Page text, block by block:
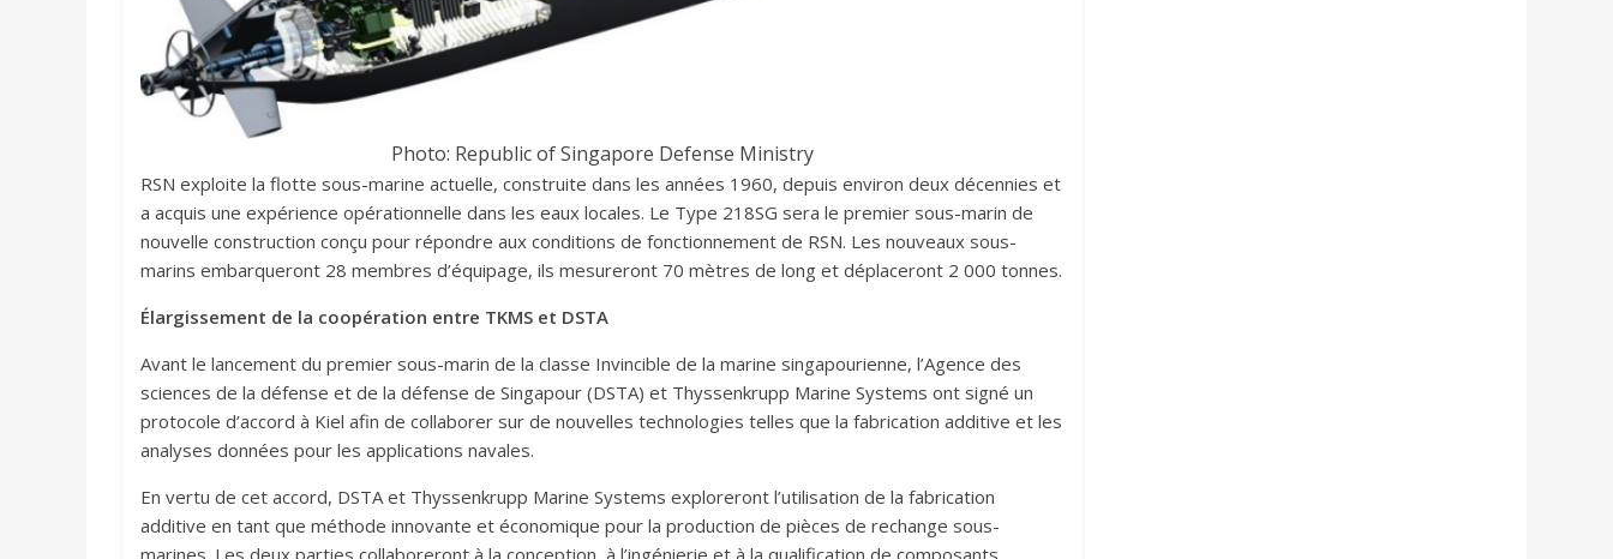
Photo: Republic of Singapore Defense Ministry
RSN exploite la flotte sous-marine actuelle, construite dans les années 1960, depuis environ deux décennies et
a acquis une expérience opérationnelle dans les eaux locales. Le Type 218SG sera le premier sous-marin de
nouvelle construction conçu pour répondre aux conditions de fonctionnement de RSN. Les nouveaux sous-
marins embarqueront 28 membres d’équipage, ils mesureront 70 mètres de long et déplaceront 2 000 tonnes.
Élargissement de la coopération entre TKMS et DSTA
Avant le lancement du premier sous-marin de la classe Invincible de la marine singapourienne, l’Agence des
sciences de la défense et de la défense de Singapour (DSTA) et Thyssenkrupp Marine Systems ont signé un
protocole d’accord à Kiel afin de collaborer sur de nouvelles technologies telles que la fabrication additive et les
analyses données pour les applications navales.
En vertu de cet accord, DSTA et Thyssenkrupp Marine Systems exploreront l’utilisation de la fabrication
additive en tant que méthode innovante et économique pour la production de pièces de rechange sous-